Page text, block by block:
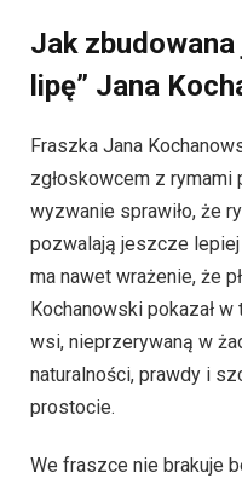
Jak
lipę” Jana
Fraszka Jana
zgło­skow­cem z ry­ma­mi
wyzwanie sprawiło, że
pozwalają jeszcze
ma nawet wrażenie, że
Kochanowski pokazał
wsi, nieprzerywaną w
naturalności, prawdy i
prostocie.
We fraszce nie brakuje